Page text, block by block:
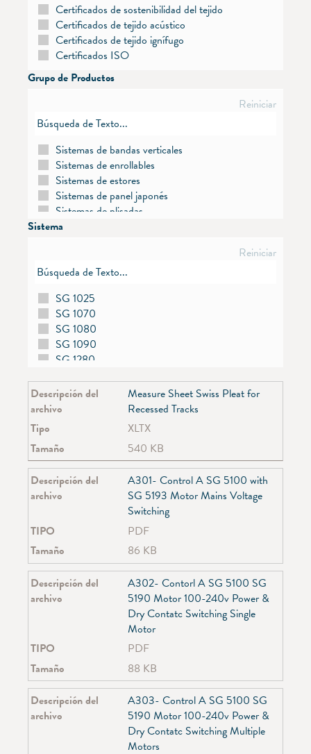
Certificados de sostenibilidad del tejido
Certificados de tejido acústico
Certificados de tejido ignífugo
Certificados ISO
Grupo de Productos
Reiniciar
Sistemas de bandas verticales
Sistemas de enrollables
Sistemas de estores
Sistemas de panel japonés
Sistemas de plisadas
Sistemas de rieles
Sistema
Reiniciar
SG 1025
SG 1070
SG 1080
SG 1090
SG 1280
SG 2190
SG 2195
SG 2360
SG 2700
SG 2730
SG 2750
SG 3000
SG 3600
SG 3840
SG 3870
SG 3900
SG 4740
SG 4760
SG 4770
SG 4780
Descripción del
archivo
Measure Sheet Swiss Pleat for
Recessed Tracks
Tipo
XLTX
Tamaño
540 KB
Descripción del
archivo
A301- Control A SG 5100 with
SG 5193 Motor Mains Voltage
Switching
TIPO
PDF
Tamaño
86 KB
Descripción del
archivo
A302- Contorl A SG 5100 SG
5190 Motor 100-240v Power &
Dry Contatc Switching Single
Motor
TIPO
PDF
Tamaño
88 KB
Descripción del
archivo
A303- Control A SG 5100 SG
5190 Motor 100-240v Power &
Dry Contatc Switching Multiple
Motors